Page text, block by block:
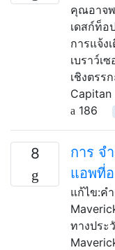
คุณอาจ
เดสก์ท็อ
การแจ้ง
เบราว์เ
เชิงตรร
186
8
การ จ
แอพที่
แก้ไข:ค
ทางประ